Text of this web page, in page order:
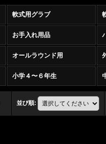
軟式用グラブ
お手入れ用品
オールラウンド用
小学４〜６年生
並び順: